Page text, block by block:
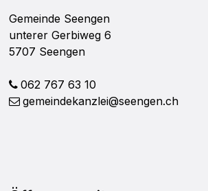
Gemeinde Seengen
unterer Gerbiweg 6
5707 Seengen
062 767 63 10
gemeindekanzlei@seengen.ch